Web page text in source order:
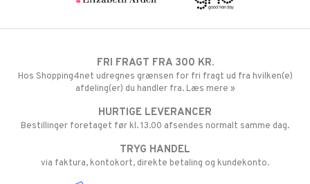
FRI FRAGT FRA 300 KR.
Hos Shopping4net udregnes grænsen for fri fragt ud fra hvilken(e)
afdeling(er) du handler fra. Læs mere »
HURTIGE LEVERANCER
Bestillinger foretaget før kl. 13.00 afsendes normalt samme dag.
TRYG HANDEL
via faktura, kontokort, direkte betaling og kundekonto.